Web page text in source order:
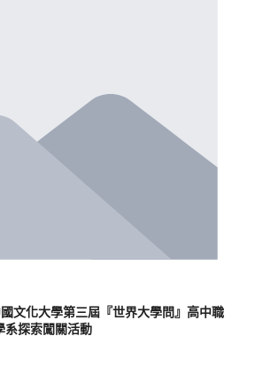
文化大學第三屆『世界大學問』高中職
系探索闖關活動